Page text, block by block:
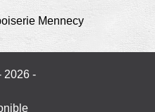
Mennecy
2026 -